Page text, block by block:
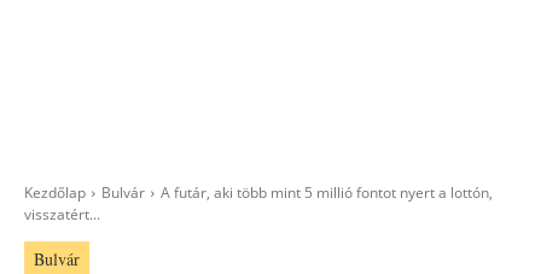
Kezdőlap Bulvár
A futár, aki több mint 5 millió fontot nyert a lottón,
visszatért...
Bulvár